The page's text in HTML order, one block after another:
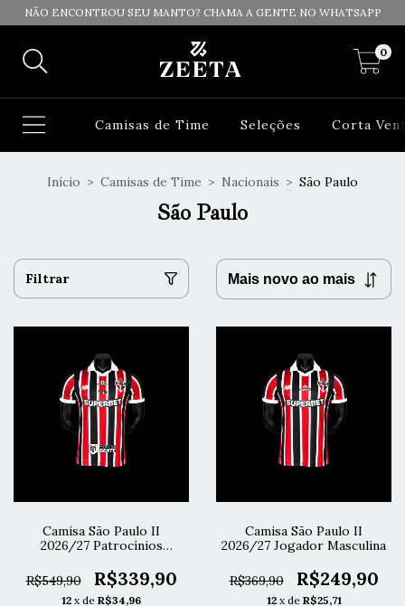
NÃO ENCONTROU SEU MANTO? CHAMA A GENTE NO WHATSAPP
0
Camisas de Time Seleções Corta
Início > Camisas de Time > Nacionais > São Paulo
São Paulo
Filtrar
Camisa São Paulo II
2026/27 Patrocínios
R$549,90
R$339,90
12 x de R$34,96
Camisa São Paulo II
2026/27 Jogador Masculina
R$369,90 R$249,90
12 x de R$25,71